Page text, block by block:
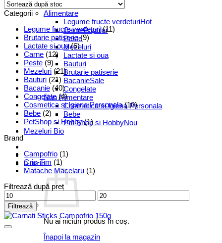
Supermarket Online
Alimentare
Legume fructe verdeturi
Carne
Peste
Mezeluri
Lactate si oua
Bauturi
Brutarie patiserie
Bacanie
Congelate
Non Alimentare
Cosmetica si Igiena Personala
Bebe
Pet Shop si Hobby
Mezeluri Bio
0,00lei
Nu ai niciun produs în coș.
Înapoi la magazin
Categorii
Legume fructe verdeturi (11)
Brutarie patiserie (9)
Lactate si oua (6)
Carne (12)
Peste (9)
Mezeluri (21)
Bauturi (21)
Bacanie (40)
Congelate (4)
Cosmetica si Igiena Personala (10)
Bebe (2)
PetShop si Hobby (1)
Brand
Campofrio (1)
Cris-Tim (1)
Matache Macelaru (1)
Filtrează după preț
Preț
minim
Preț
maxim
Filtrează